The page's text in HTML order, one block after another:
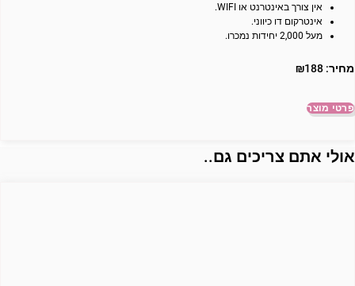
אין צורך באינטרנט או WIFI.
אינטרקום דו כיווני.
מעל 2,000 יחידות נמכרו.
מחיר: ₪188
פרטי מוצר
אולי אתם צריכים גם..